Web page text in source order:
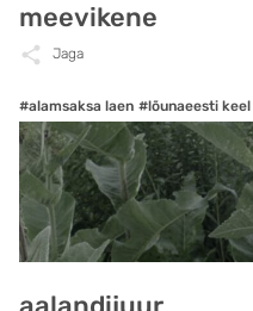
meevikene
Jaga
#alamsaksa laen #lõunaeesti keel